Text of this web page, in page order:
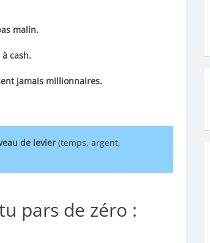
malin.
cash.
jamais millionnaires.
de levier (temps, argent,
pars de zéro :